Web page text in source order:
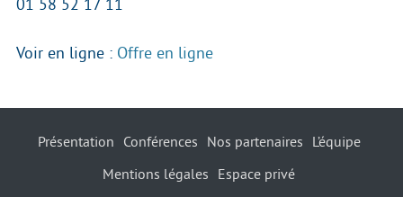
01 58 52 17 11
Voir en ligne : Offre en ligne
Présentation Conférences Nos partenaires
L’équipe
Mentions légales
Espace privé